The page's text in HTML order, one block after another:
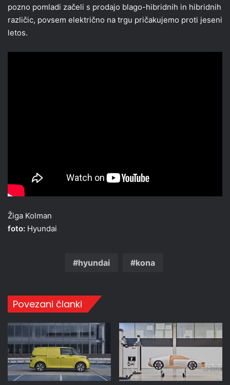
pozno pomladi začeli s prodajo blago-hibridnih in hibridnih
različic, povsem električno na trgu pričakujemo proti jeseni
letos.
Žiga Kolman
foto: Hyundai
hyundai kona
Povezani članki